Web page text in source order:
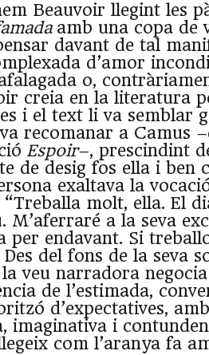
Beauvoir llegint les
amb una copa de
davant de tal
d’amor
o,
creia en la literatura
i el text li va semblar
recomanar a Camus
Espoir–, prescindint
de desig fos ella i ben
exaltava la
“Treballa molt, ella. El
M’aferraré a la seva
per endavant. Si
del fons de la seva
veu narradora
de l’estimada,
d’expectatives,
imaginativa i
com l’aranya fa